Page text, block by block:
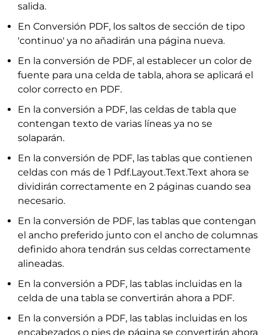
salida.
En Conversión PDF, los saltos de sección de tipo
'continuo' ya no añadirán una página nueva.
En la conversión de PDF, al establecer un color de
fuente para una celda de tabla, ahora se aplicará el
color correcto en PDF.
En la conversión a PDF, las celdas de tabla que
contengan texto de varias líneas ya no se
solaparán.
En la conversión de PDF, las tablas que contienen
celdas con más de 1 Pdf.Layout.Text.Text ahora se
dividirán correctamente en 2 páginas cuando sea
necesario.
En la conversión de PDF, las tablas que contengan
el ancho preferido junto con el ancho de columnas
definido ahora tendrán sus celdas correctamente
alineadas.
En la conversión a PDF, las tablas incluidas en la
celda de una tabla se convertirán ahora a PDF.
En la conversión a PDF, las tablas incluidas en los
encabezados o pies de página se convertirán ahora